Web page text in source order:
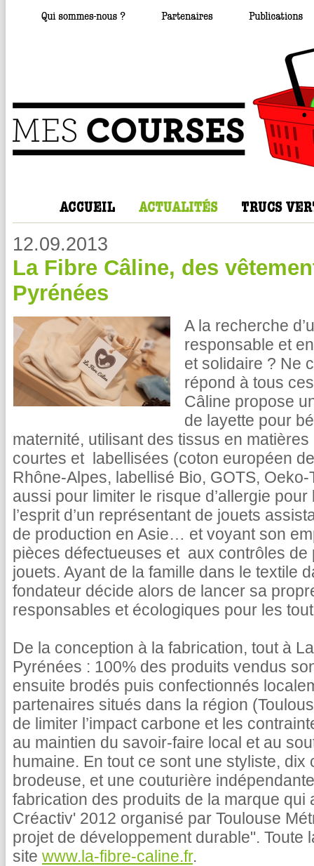
12.09.2013
La Fibre Câline, des
Pyrénées
A la recherche
responsable et
et solidaire ? Ne
répond à tous
Câline propose
de layette pour
maternité, utilisant des tissus en
courtes et labellisées (coton européen
Rhône-Alpes, labellisé Bio, GOTS,
aussi pour limiter le risque d’allergie
l’esprit d’un représentant de jouets
de production en Asie… et voyant son
pièces défectueuses et aux contrôles de
jouets. Ayant de la famille dans le textile
fondateur décide alors de lancer sa
responsables et écologiques pour les
De la conception à la fabrication, tout à
Pyrénées : 100% des produits vendus
ensuite brodés puis confectionnés
partenaires situés dans la région
de limiter l’impact carbone et les
au maintien du savoir-faire local et au
humaine. En tout ce sont une styliste,
brodeuse, et une couturière
fabrication des produits de la marque
Créactiv' 2012 organisé par Toulouse
projet de développement durable". Toute
site www.la-fibre-caline.fr.